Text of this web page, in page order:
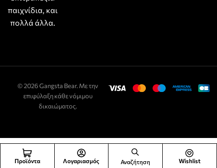
Προϊόντα Λογαριασμός Αναζήτηση Wishlist
παιχνίδια, και
πολλά άλλα.
© 2026 Gangsta Bear. Με την
επιφύλαξη κάθε νόμιμου
δικαιώματος.